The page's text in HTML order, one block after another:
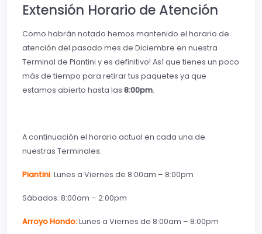
Extensión Horario de Atención
Como habrán notado hemos mantenido el horario de
atención del pasado mes de Diciembre en nuestra
Terminal de Piantini y es definitivo! Así que tienes un poco
más de tiempo para retirar tus paquetes ya que
estamos abierto hasta las 8:00pm.
A continuación el horario actual en cada una de
nuestras Terminales:
Piantini: Lunes a Viernes de 8:00am – 8:00pm
Sábados: 8:00am – 2:00pm
Arroyo Hondo:Lunes a Viernes de 8:00am – 8:00pm